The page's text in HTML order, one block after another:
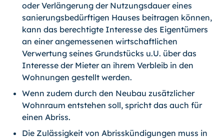
oder Verlängerung der Nutzungsdauer eines
sanierungsbedürftigen Hauses beitragen können,
kann das berechtigte Interesse des Eigentümers
an einer angemessenen wirtschaftlichen
Verwertung seines Grundstücks u.U. über das
Interesse der Mieter an ihrem Verbleib in den
Wohnungen gestellt werden.
Wenn zudem durch den Neubau zusätzlicher
Wohnraum entstehen soll, spricht das auch für
einen Abriss.
Die Zulässigkeit von Abrisskündigungen muss in